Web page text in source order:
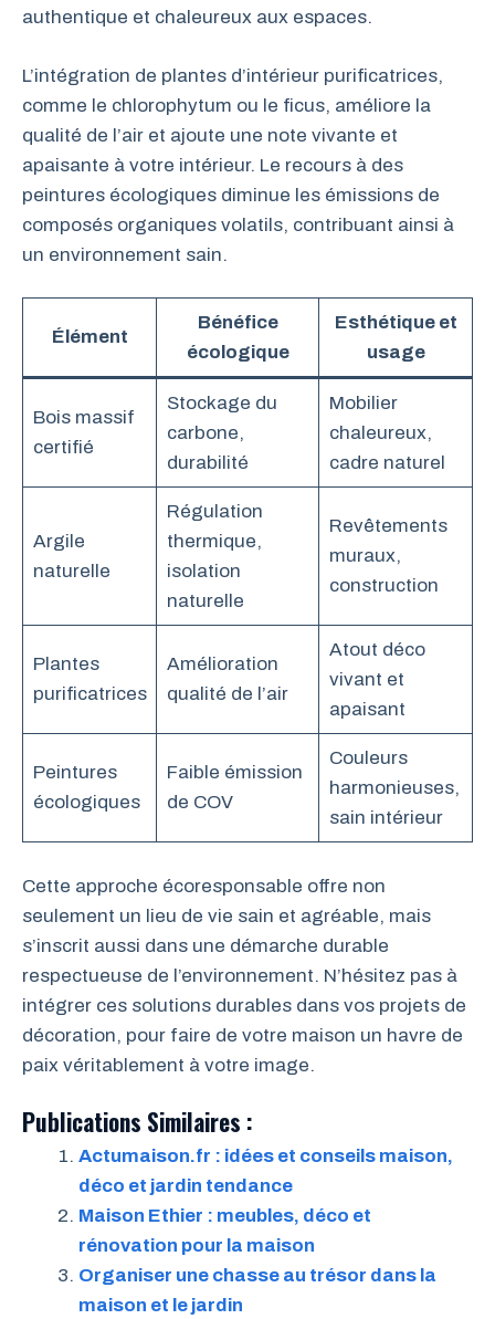
authentique et chaleureux aux espaces.
L’intégration de plantes d’intérieur purificatrices,
comme le chlorophytum ou le ficus, améliore la
qualité de l’air et ajoute une note vivante et
apaisante à votre intérieur. Le recours à des
peintures écologiques diminue les émissions de
composés organiques volatils, contribuant ainsi à
un environnement sain.
Élément
Bénéfice
écologique
Esthétique et
usage
Bois massif
certifié
Stockage du
carbone,
durabilité
Mobilier
chaleureux,
cadre naturel
Argile
naturelle
Régulation
thermique,
isolation
naturelle
Revêtements
muraux,
construction
Plantes
purificatrices
Amélioration
qualité de l’air
Atout déco
vivant et
apaisant
Peintures
écologiques
Faible émission
de COV
Couleurs
harmonieuses,
sain intérieur
Cette approche écoresponsable offre non
seulement un lieu de vie sain et agréable, mais
s’inscrit aussi dans une démarche durable
respectueuse de l’environnement. N’hésitez pas à
intégrer ces solutions durables dans vos projets de
décoration, pour faire de votre maison un havre de
paix véritablement à votre image.
Publications Similaires :
Actumaison.fr : idées et conseils maison,
déco et jardin tendance
Maison Ethier : meubles, déco et
rénovation pour la maison
Organiser une chasse au trésor dans la
maison et le jardin